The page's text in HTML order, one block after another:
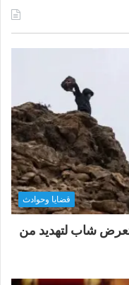
قضايا وحوادث
شاب لتهديد من